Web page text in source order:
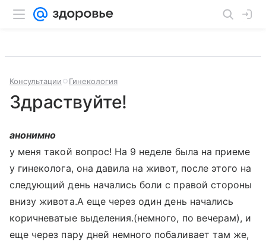
Консультации Гинекология
Здраствуйте!
анонимно
у меня такой вопрос! На 9 неделе была на приеме
у гинеколога, она давила на живот, после этого на
следующий день начались боли с правой стороны
внизу живота.А еще через один день начались
коричневатые выделения.(немного, по вечерам), и
еще через пару дней немного побаливает там же,